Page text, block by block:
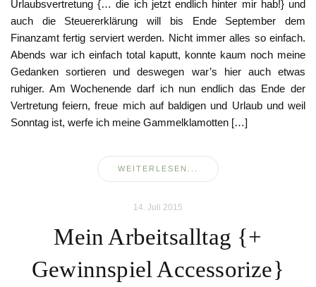
Urlaubsvertretung {… die ich jetzt endlich hinter mir hab!} und
auch die Steuererklärung will bis Ende September dem
Finanzamt fertig serviert werden. Nicht immer alles so einfach.
Abends war ich einfach total kaputt, konnte kaum noch meine
Gedanken sortieren und deswegen war’s hier auch etwas
ruhiger. Am Wochenende darf ich nun endlich das Ende der
Vertretung feiern, freue mich auf baldigen und Urlaub und weil
Sonntag ist, werfe ich meine Gammelklamotten […]
WEITERLESEN...
14. Juli 2015
Mein Arbeitsalltag {+
Gewinnspiel Accessorize}